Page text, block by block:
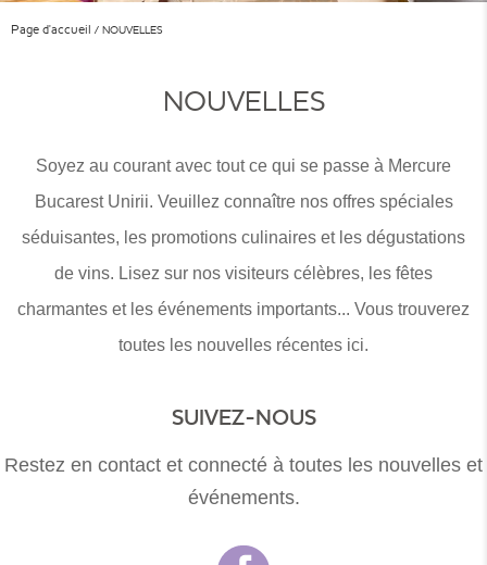
Page d'accueil NOUVELLES
NOUVELLES
Soyez au courant avec tout ce qui se passe à Mercure
Bucarest Unirii. Veuillez connaître nos offres spéciales
séduisantes, les promotions culinaires et les dégustations
de vins. Lisez sur nos visiteurs célèbres, les fêtes
charmantes et les événements importants... Vous trouverez
toutes les nouvelles récentes ici.
SUIVEZ-NOUS
Restez en contact et connecté à toutes les nouvelles et
événements.